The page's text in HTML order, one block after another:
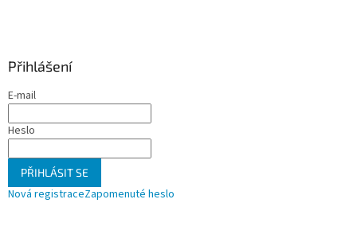
Přihlášení
E-mail
Heslo
PŘIHLÁSIT SE
Nová registraceZapomenuté heslo